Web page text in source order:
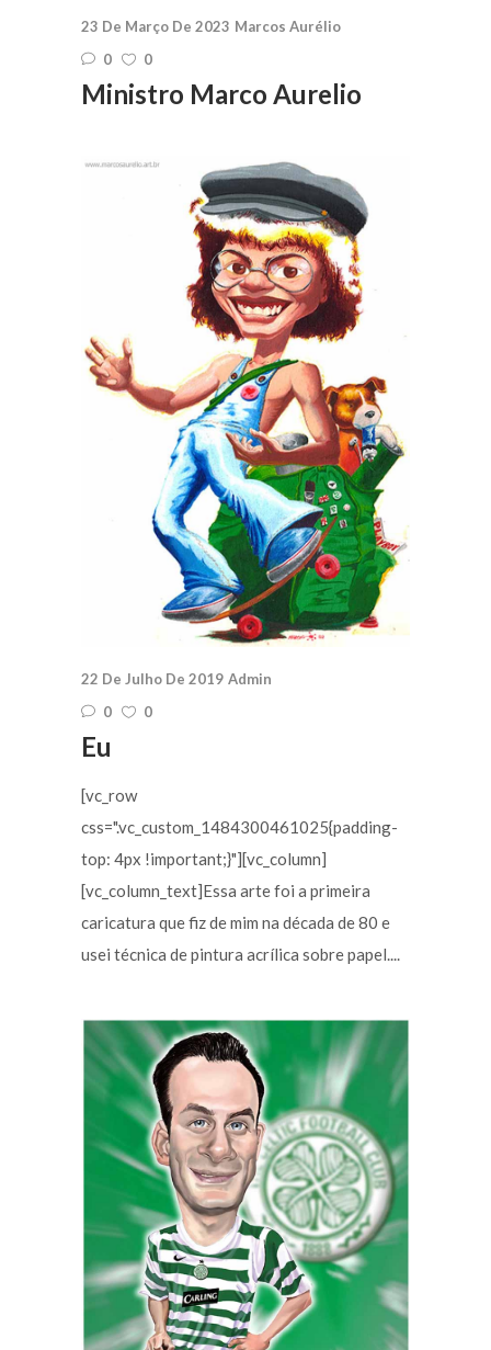
23 De Março De 2023 Marcos Aurélio
0
0
Ministro Marco Aurelio
22 De Julho De 2019 Admin
0
0
Eu
[vc_row
css=".vc_custom_1484300461025{padding-
top: 4px !important;}"][vc_column]
[vc_column_text]Essa arte foi a primeira
caricatura que fiz de mim na década de 80 e
usei técnica de pintura acrílica sobre papel....